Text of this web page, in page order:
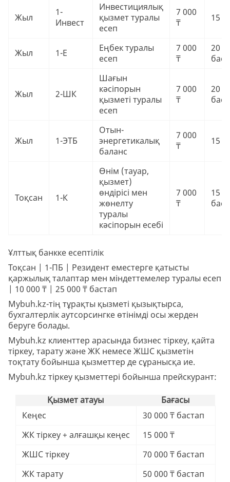
Жыл
1-
Инвест
Инвестициялық
қызмет туралы
есеп
7 000
₸
15
Жыл 1-Е
Еңбек туралы
есеп
7 000
₸
20
Жыл 2-ШК
Шағын
кәсіпорын
қызметі туралы
есеп
7 000
₸
20
Жыл 1-ЭТБ
Отын-
энергетикалық
баланс
7 000
₸
15
Тоқсан 1-К
Өнім (тауар,
қызмет)
өндірісі мен
жөнелту
туралы
кәсіпорын есебі
7 000
₸
15
Ұлттық банкке есептілік
Тоқсан | 1-ПБ | Резидент еместерге қатысты
қаржылық талаптар мен міндеттемелер туралы есеп
| 10 000 ₸ | 25 000 ₸ бастап
Mybuh.kz-тің тұрақты қызметі қызықтырса,
бухгалтерлік аутсорсингке өтінімді осы жерден
беруге болады.
Mybuh.kz клиенттер арасында бизнес тіркеу, қайта
тіркеу, тарату және ЖК немесе ЖШС қызметін
тоқтату бойынша қызметтер де сұранысқа ие.
Mybuh.kz тіркеу қызметтері бойынша прейскурант:
Қызмет атауы
Бағасы
Кеңес
30 000 ₸ бастап
ЖК тіркеу + алғашқы кеңес
15 000 ₸
ЖШС тіркеу
70 000 ₸ бастап
ЖК тарату
50 000 ₸ бастап